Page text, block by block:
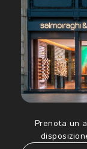
Prenota un